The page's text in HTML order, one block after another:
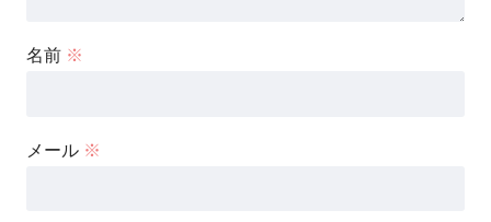
名前 ※
メール ※